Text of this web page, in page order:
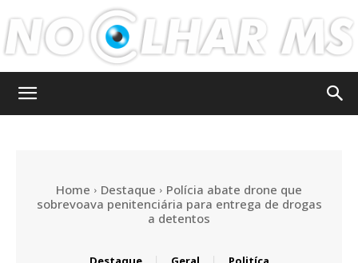
Home Destaque
Polícia abate drone que
sobrevoava penitenciária para entrega de drogas
a detentos